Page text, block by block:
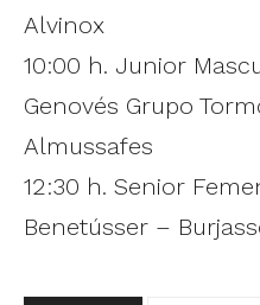
Alvinox
10:00 h. Junior
Genovés Grupo
Almussafes
12:30 h. Senior
Benetússer –